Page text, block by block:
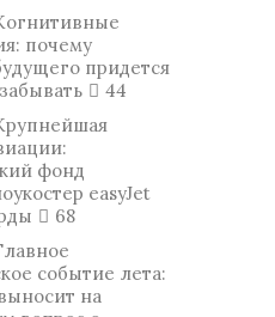
почему
придется
44
фонд
easyJet
68
событие лета:
на